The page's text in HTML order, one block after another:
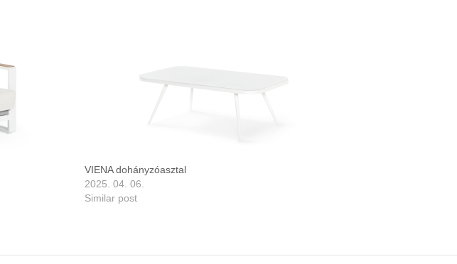
VIENA dohányzóasztal
2025. 04. 06.
Similar post